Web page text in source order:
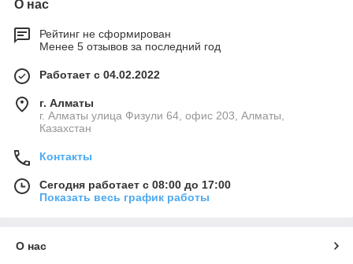
О нас
Рейтинг не сформирован
Менее 5 отзывов за последний год
Работает с 04.02.2022
г. Алматы
г. Алматы улица Физули 64, офис 203, Алматы,
Казахстан
Контакты
Сегодня работает с 08:00 до 17:00
Показать весь график работы
О нас